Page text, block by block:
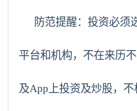
防范提醒：投资必须
平台和机构，不在来历
及App上投资及炒股，